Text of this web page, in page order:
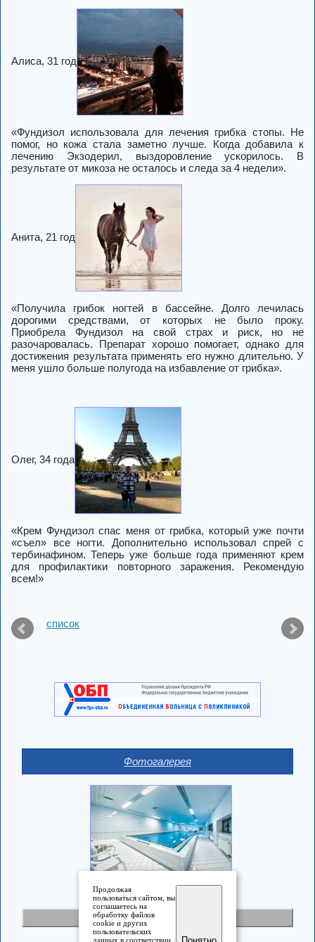
Алиса, 31 год
«Фундизол использовала для лечения грибка стопы. Не
помог, но кожа стала заметно лучше. Когда добавила к
лечению Экзодерил, выздоровление ускорилось. В
результате от микоза не осталось и следа за 4 недели».
Анита, 21 год
«Получила грибок ногтей в бассейне. Долго лечилась
дорогими средствами, от которых не было проку.
Приобрела Фундизол на свой страх и риск, но не
разочаровалась. Препарат хорошо помогает, однако для
достижения результата применять его нужно длительно. У
меня ушло больше полугода на избавление от грибка».
Олег, 34 года
«Крем Фундизол спас меня от грибка, который уже почти
«съел» все ногти. Дополнительно использовал спрей с
тербинафином. Теперь уже больше года применяют крем
для профилактики повторного заражения. Рекомендую
всем!»
список
Фотогалерея
Полная версия
Продолжая
пользоваться сайтом, вы
соглашаетесь на
обработку файлов
cookie и других
пользовательских
данных в соответствии
Понятно